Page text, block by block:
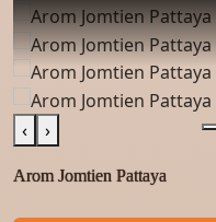
‹ ›
Arom Jomtien Pattaya